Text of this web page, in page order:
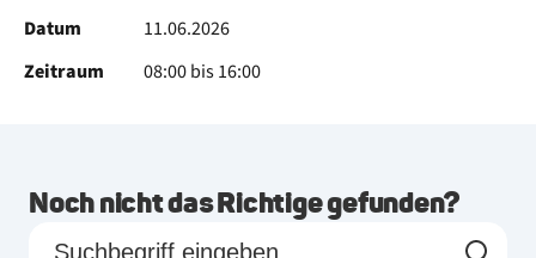
Datum
11.06.2026
Zeitraum
08:00 bis 16:00
Noch nicht das Richtige gefunden?